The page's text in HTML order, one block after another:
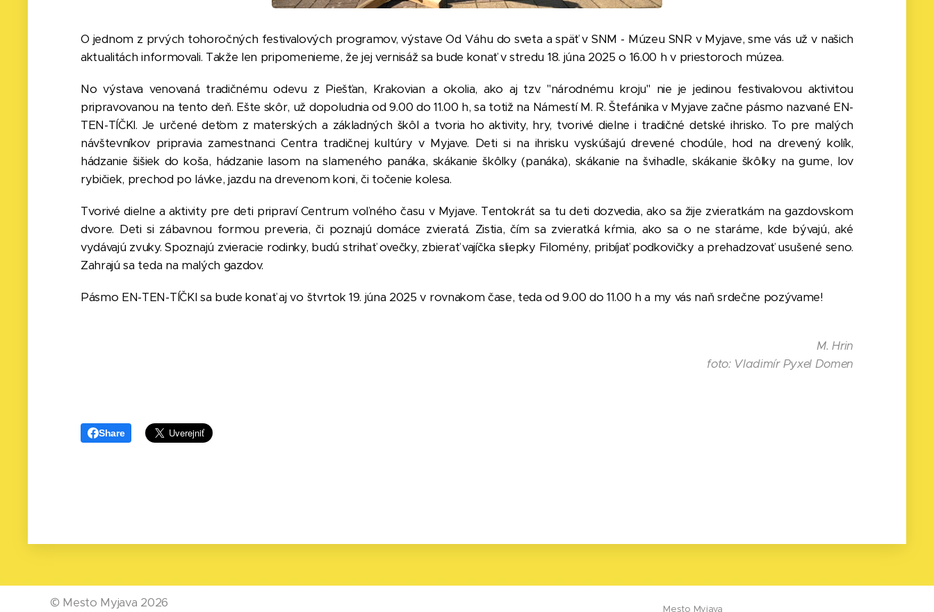
O jednom z prvých tohoročných festivalových programov, výstave Od Váhu do sveta a späť v SNM - Múzeu SNR v Myjave, sme vás už v našich
aktualitách informovali. Takže len pripomenieme, že jej vernisáž sa bude konať v stredu 18. júna 2025 o 16.00 h v priestoroch múzea.
No výstava venovaná tradičnému odevu z Piešťan, Krakovian a okolia, ako aj tzv. "národnému kroju" nie je jedinou festivalovou aktivitou
pripravovanou na tento deň. Ešte skôr, už dopoludnia od 9.00 do 11.00 h, sa totiž na Námestí M. R. Štefánika v Myjave začne pásmo nazvané EN-
TEN-TÍČKI. Je určené deťom z materských a základných škôl a tvoria ho aktivity, hry, tvorivé dielne i tradičné detské ihrisko. To pre malých
návštevníkov pripravia zamestnanci Centra tradičnej kultúry v Myjave. Deti si na ihrisku vyskúšajú drevené chodúle, hod na drevený kolík,
hádzanie šišiek do koša, hádzanie lasom na slameného panáka, skákanie škôlky (panáka), skákanie na švihadle, skákanie škôlky na gume, lov
rybičiek, prechod po lávke, jazdu na drevenom koni, či točenie kolesa.
Tvorivé dielne a aktivity pre deti pripraví Centrum voľného času v Myjave. Tentokrát sa tu deti dozvedia, ako sa žije zvieratkám na gazdovskom
dvore. Deti si zábavnou formou preveria, či poznajú domáce zvieratá. Zistia, čím sa zvieratká kŕmia, ako sa o ne staráme, kde bývajú, aké
vydávajú zvuky. Spoznajú zvieracie rodinky, budú strihať ovečky, zbierať vajíčka sliepky Filomény, pribíjať podkovičky a prehadzovať usušené seno.
Zahrajú sa teda na malých gazdov.
Pásmo EN-TEN-TÍČKI sa bude konať aj vo štvrtok 19. júna 2025 v rovnakom čase, teda od 9.00 do 11.00 h a my vás naň srdečne pozývame!
M. Hrin
foto: Vladimír Pyxel Domen
Share
© Mesto Myjava 2026 Mesto Myjava